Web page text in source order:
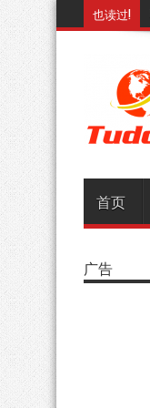
也读过!
首页
广告